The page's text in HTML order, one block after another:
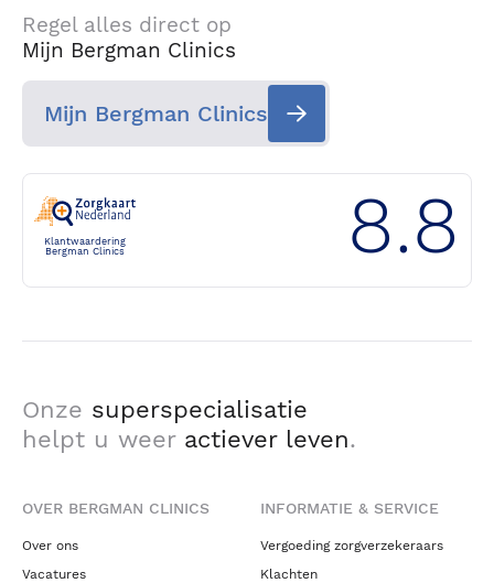
Regel alles direct op
Mijn Bergman Clinics
Mijn Bergman Clinics
Klantwaardering
Bergman Clinics
8.8
Onze superspecialisatie
helpt u weer actiever leven.
OVER BERGMAN CLINICS
Over ons
Vacatures
INFORMATIE & SERVICE
Vergoeding zorgverzekeraars
Klachten